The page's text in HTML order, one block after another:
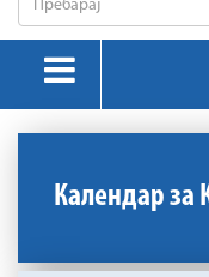
Календар за